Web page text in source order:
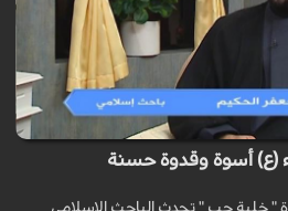
(ع) أسوة وقدوة حسنة